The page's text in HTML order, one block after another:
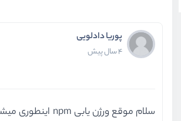
پوریا دادلویی
4 سال پیش
سلام موقع ورژن یابی npm اینطوری میشه چه کنم؟